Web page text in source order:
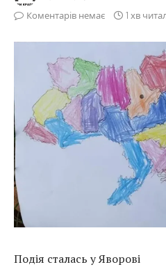
Коментарів немає
1 хв
Подія сталась у Яворові